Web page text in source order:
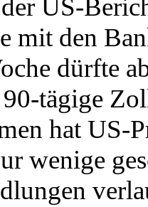
US-
mit den
dürfte
tägige
hat US-
wenige